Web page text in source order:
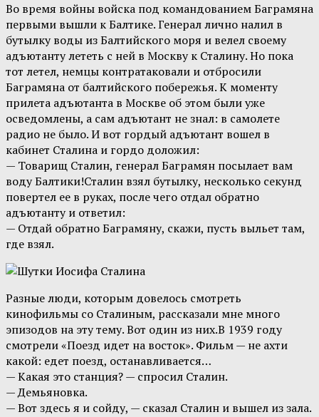
Во время войны войска под командованием Баграмяна
первыми вышли к Балтике. Генерал лично налил в
бутылку воды из Балтийского моря и велел своему
адъютанту лететь с ней в Москву к Сталину. Но пока
тот летел, немцы контратаковали и отбросили
Баграмяна от балтийского побережья. К моменту
прилета адъютанта в Москве об этом были уже
осведомлены, а сам адъютант не знал: в самолете
радио не было. И вот гордый адъютант вошел в
кабинет Сталина и гордо доложил:
— Товарищ Сталин, генерал Баграмян посылает вам
воду Балтики!Сталин взял бутылку, несколько секунд
повертел ее в руках, после чего отдал обратно
адъютанту и ответил:
— Отдай обратно Баграмяну, скажи, пусть выльет там,
где взял.
Разные люди, которым довелось смотреть
кинофильмы со Сталиным, рассказали мне много
эпизодов на эту тему. Вот один из них.В 1939 году
смотрели «Поезд идет на восток». Фильм — не ахти
какой: едет поезд, останавливается…
— Какая это станция? — спросил Сталин.
— Демьяновка.
— Вот здесь я и сойду, — сказал Сталин и вышел из зала.